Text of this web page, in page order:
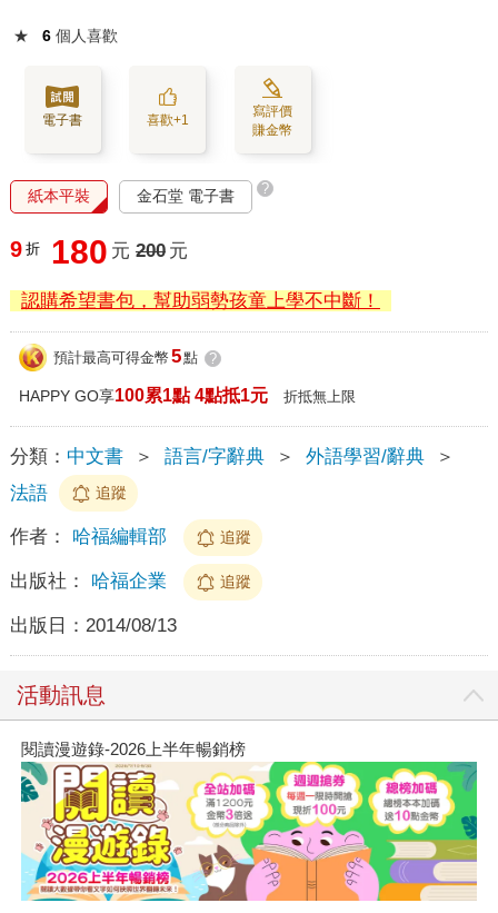
★ 6 個人喜歡
電子書 喜歡+1
寫評價
賺金幣
紙本平裝 金石堂 電子書 ?
9 折 180 元 200 元
認購希望書包，幫助弱勢孩童上學不中斷！
預計最高可得金幣 5點 ?
HAPPY GO享100累1點 4點抵1元 折抵無上限
分類： 中文書 ＞ 語言/字辭典 ＞ 外語學習/辭典
＞
法語
追蹤
作者： 哈福編輯部 追蹤
出版社： 哈福企業 追蹤
出版日： 2014/08/13
活動訊息
閱讀漫遊錄-2026上半年暢銷榜